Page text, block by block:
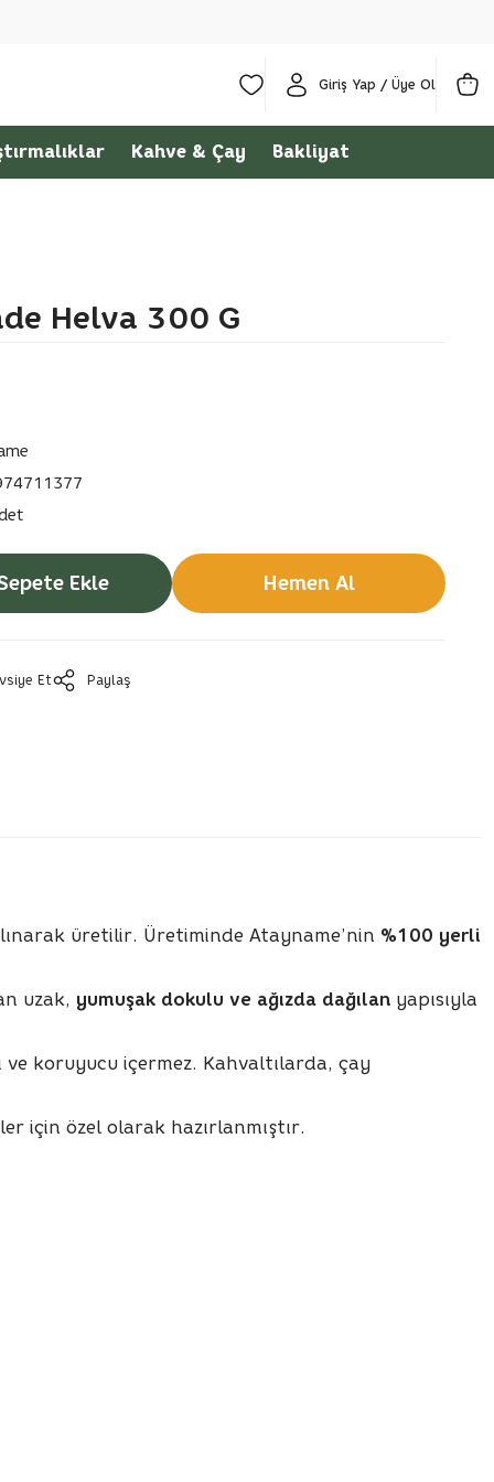
Giriş Yap / Üye Ol
Kahve & Çay Bakliyat
Helva 300 G
Ekle Hemen Al
Et Paylaş
üretilir. Üretiminde Atayname’nin %100 yerli
uzak, yumuşak dokulu ve ağızda dağılan yapısıyla
koruyucu içermez. Kahvaltılarda, çay
için özel olarak hazırlanmıştır.